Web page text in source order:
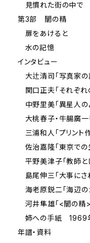
見慣れた街の中で
第3部 闇の精
扉をあけると
水の記憶
インタビュー
大辻清司「写真家の
関口正夫「それぞれ
中野里美「異星人の
大桃春子・牛腸廣一
三浦和人「プリント作
佐治嘉隆「東京での
平野美津子「教師と
島尾伸三「大事にさ
海老原鋭二「海辺の
河井隼雄「<闇の精>
姉への手紙 1969年
年譜・資料